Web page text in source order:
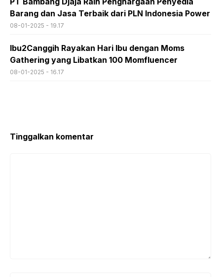
Barang dan Jasa Terbaik dari PLN Indonesia Power
08-01-2025 - 19.17
Ibu2Canggih Rayakan Hari Ibu dengan Moms
Gathering yang Libatkan 100 Momfluencer
08-01-2025 - 16.17
Tinggalkan komentar